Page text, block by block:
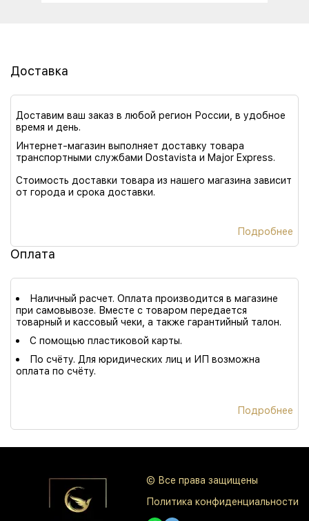
Доставка
Доставим ваш заказ в любой регион России, в удобное
время и день.
Интернет-магазин выполняет доставку товара
транспортными службами Dostavista и Major Express.
Стоимость доставки товара из нашего магазина зависит
от города и срока доставки.
Подробнее
Оплата
Наличный расчет. Оплата производится в магазине
при самовывозе. Вместе с товаром передается
товарный и кассовый чеки, а также гарантийный талон.
С помощью пластиковой карты.
По счёту. Для юридических лиц и ИП возможна
оплата по счёту.
Подробнее
© Все права защищены
Политика конфиденциальности